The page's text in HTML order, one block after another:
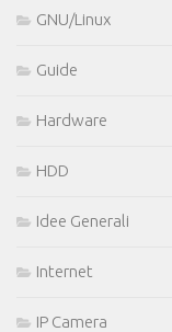
GNU/Linux
Guide
Hardware
HDD
Idee Generali
Internet
IP Camera